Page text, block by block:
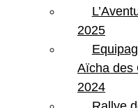
2025
Aïcha des
2024